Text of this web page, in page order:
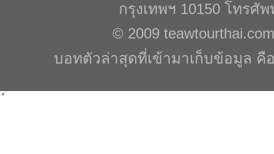
กรุงเทพฯ 10150 โทรศั
© 2009 teawtourthai.com
บอทตัวล่าสุดที่เข้ามาเก็บข้อมูล คือ